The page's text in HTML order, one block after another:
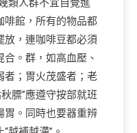
類人群不宜自覺進
啡館，所有的物品都
放，連咖啡豆都必須
。群，如高血壓、
者；胃火茂盛者；老
膘”應遵守按部就班
胃。同時也要器重辨